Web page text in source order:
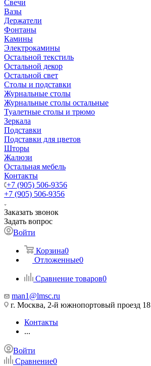
Свечи
Вазы
Держатели
Фонтаны
Камины
Электрокамины
Остальной текстиль
Остальной декор
Остальной свет
Столы и подставки
Журнальные столы
Журнальные столы остальные
Туалетные столы и трюмо
Зеркала
Подставки
Подставки для цветов
Шторы
Жалюзи
Остальная мебель
Контакты
+7 (905) 506-9356
+7 (905) 506-9356
Заказать звонок
Задать вопрос
Войти
Корзина0
Отложенные0
Сравнение товаров0
man1@lmsc.ru
г. Москва, 2-й южнопортовый проезд 18
Контакты
...
Войти
Сравнение0